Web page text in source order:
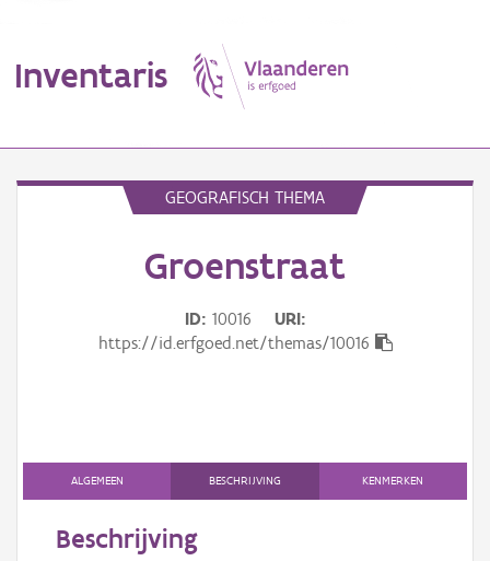
Inventaris
Persoon of collectief
Downloads
GEOGRAFISCH THEMA
Groenstraat
ID 10016
URI
https://id.erfgoed.net/themas/10016
ALGEMEEN BESCHRIJVING KENMERKEN
Beschrijving